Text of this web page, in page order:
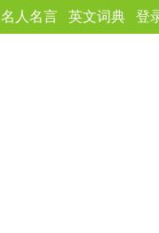
名人名言 英文词典 登